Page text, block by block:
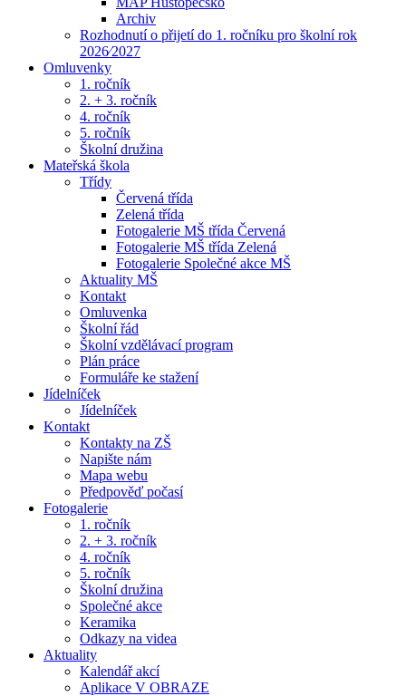
Archiv
Rozhodnutí o přijetí do 1. ročníku pro školní rok
2026⁄2027
Omluvenky
1. ročník
2. + 3. ročník
4. ročník
5. ročník
Školní družina
Mateřská škola
Třídy
Červená třída
Zelená třída
Fotogalerie MŠ třída Červená
Fotogalerie MŠ třída Zelená
Fotogalerie Společné akce MŠ
Aktuality MŠ
Kontakt
Omluvenka
Školní řád
Školní vzdělávací program
Plán práce
Formuláře ke stažení
Jídelníček
Jídelníček
Kontakt
Kontakty na ZŠ
Napište nám
Mapa webu
Předpověď počasí
Fotogalerie
1. ročník
2. + 3. ročník
4. ročník
5. ročník
Školní družina
Společné akce
Keramika
Odkazy na videa
Aktuality
Kalendář akcí
Aplikace V OBRAZE